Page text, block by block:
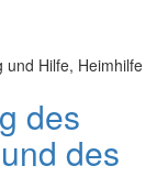
und Hilfe, Heimhilfe
des
des